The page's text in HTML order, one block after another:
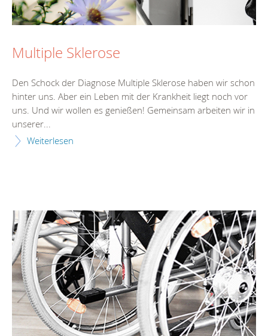
Multiple Sklerose
Den Schock der Diagnose Multiple Sklerose haben wir schon
hinter uns. Aber ein Leben mit der Krankheit liegt noch vor
uns. Und wir wollen es genießen! Gemeinsam arbeiten wir in
unserer...
Weiterlesen